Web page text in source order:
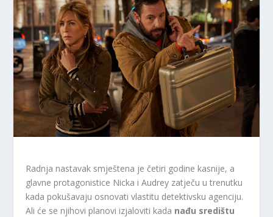
Radnja nastavak smještena je četiri godine kasnije, a
glavne protagonistice Nicka i Audrey zatječu u trenutku
kada pokušavaju osnovati vlastitu detektivsku agenciju.
Ali će se njihovi planovi izjaloviti kada nađu središtu